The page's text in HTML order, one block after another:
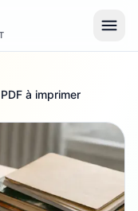
à imprimer